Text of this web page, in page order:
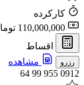
کارکرده
اقساط
رزرو
مشاهده
0912 955 99 64